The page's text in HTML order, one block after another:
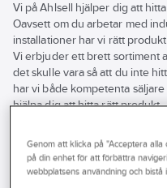
Vi på Ahlsell hjälper dig att
Oavsett om du arbetar med
installationer har vi rätt
Vi erbjuder ett brett sortiment
det skulle vara så att du inte
har vi både kompetenta
hjälpa dig att hitta rätt produkt.
Varumärke Lagerförd
REACH – Fri från
Genom att klicka på "Acceptera
på din enhet för att förbättra
webbplatsens användning och